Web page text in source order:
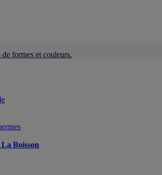
formes et couleurs.
Boisson